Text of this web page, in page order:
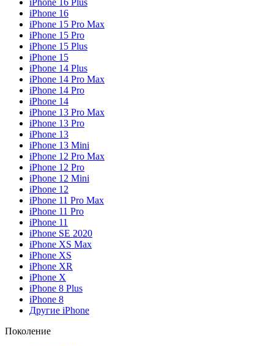
iPhone 16 Plus
iPhone 16
iPhone 15 Pro Max
iPhone 15 Pro
iPhone 15 Plus
iPhone 15
iPhone 14 Plus
iPhone 14 Pro Max
iPhone 14 Pro
iPhone 14
iPhone 13 Pro Max
iPhone 13 Pro
iPhone 13
iPhone 13 Mini
iPhone 12 Pro Max
iPhone 12 Pro
iPhone 12 Mini
iPhone 12
iPhone 11 Pro Max
iPhone 11 Pro
iPhone 11
iPhone SE 2020
iPhone XS Max
iPhone XS
iPhone XR
iPhone X
iPhone 8 Plus
iPhone 8
Другие iPhone
Поколение